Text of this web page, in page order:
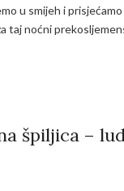
u smijeh i
taj noćni
špiljica –